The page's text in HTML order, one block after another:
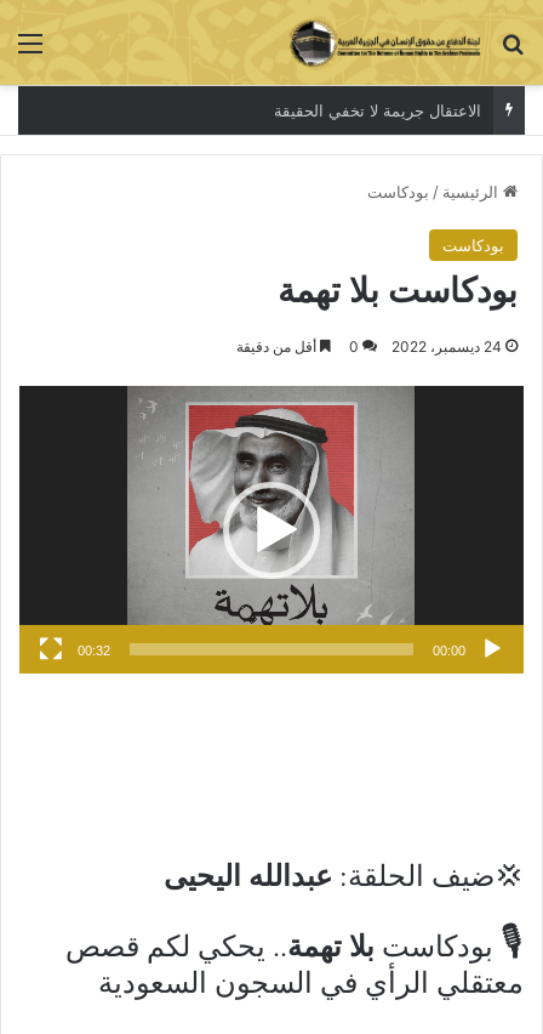
بحث عن
الاعتقال جريمة لا تخفي الحقيقة
الرئيسية / بودكاست
بودكاست
بودكاست بلا تهمة
24 ديسمبر، 2022 0 أقل من دقيقة
00:00
00:32
💢ضيف الحلقة: عبدالله اليحيى
🎙 بودكاست بلا تهمة.. يحكي لكم قصص
معتقلي الرأي في السجون السعودية